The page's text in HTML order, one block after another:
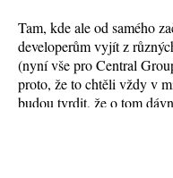
Tam, kde ale od samého
developerům vyjít z
(nyní vše pro Central
proto, že to chtěli vždy v
budou tvrdit, že o tom